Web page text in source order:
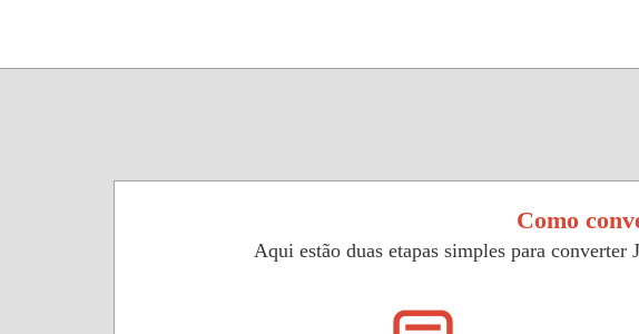
Como
Aqui estão duas etapas simples para